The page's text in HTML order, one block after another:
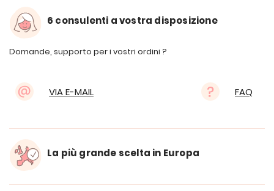
6 consulenti a vostra disposizione
Domande, supporto per i vostri ordini ?
VIA E-MAIL FAQ
La più grande scelta in Europa